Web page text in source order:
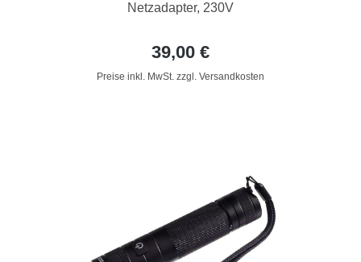
Netzadapter, 230V
39,00 €
Preise inkl. MwSt. zzgl. Versandkosten